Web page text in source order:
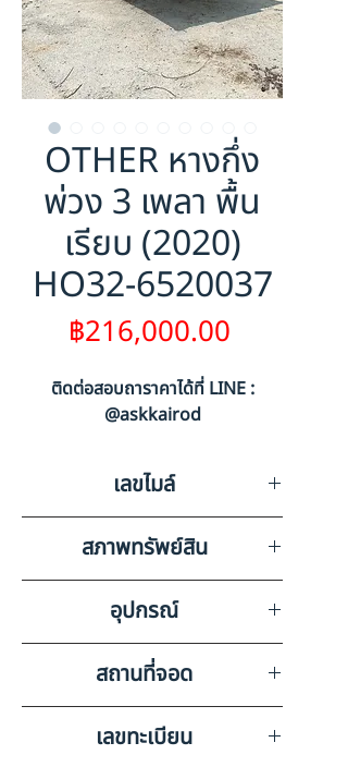
OTHER หางกึ่ง
พ่วง 3 เพลา พื้น
เรียบ (2020)
HO32-6520037
฿216,000.00
ติดต่อสอบถาราคาได้ที่ LINE :
@askkairod
เลขไมล์
0
สภาพทรัพย์สิน
ส่วนหางไม่มีเลขไมล์ มีรอยขีดข่วน
รอบคันตามสภาพการใช้งาน
อุปกรณ์
สถานที่จอด
บริษัท สหเครน อ๊อกชั่น จำกัด
(สำนักงานใหญ่) ชลบุรี
เลขทะเบียน